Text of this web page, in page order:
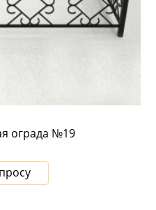
ограда №19